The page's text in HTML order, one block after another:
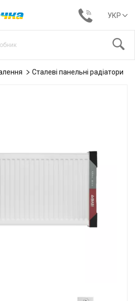
УКР
Сталеві панельні радіатори